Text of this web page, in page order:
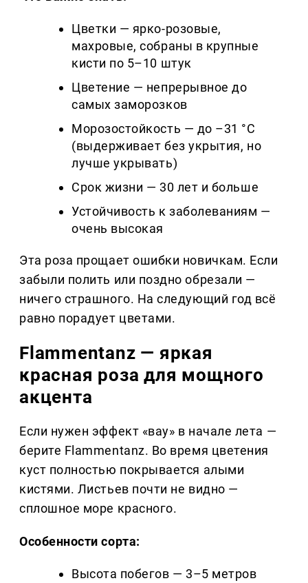
Цветки — ярко-розовые,
махровые, собраны в крупные
кисти по 5–10 штук
Цветение — непрерывное до
самых заморозков
Морозостойкость — до –31 °C
(выдерживает без укрытия, но
лучше укрывать)
Срок жизни — 30 лет и больше
Устойчивость к заболеваниям —
очень высокая
Эта роза прощает ошибки новичкам. Если
забыли полить или поздно обрезали —
ничего страшного. На следующий год всё
равно порадует цветами.
Flammentanz — яркая
красная роза для мощного
акцента
Если нужен эффект «вау» в начале лета —
берите Flammentanz. Во время цветения
куст полностью покрывается алыми
кистями. Листьев почти не видно —
сплошное море красного.
Особенности сорта:
Высота побегов — 3–5 метров